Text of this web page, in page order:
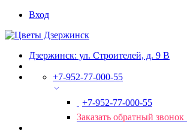
Вход
Дзержинск: ул. Строителей, д. 9 В
+7-952-77-000-55
+7-952-77-000-55
Заказать обратный звонок